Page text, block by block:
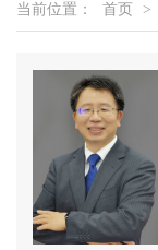
当前位置： 首页 >